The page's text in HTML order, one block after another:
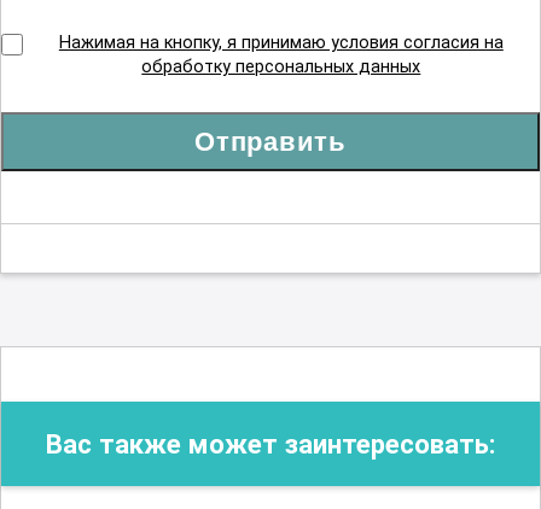
Нажимая на кнопку, я принимаю условия согласия на
обработку персональных данных
Отправить
Вас также может заинтересовать: